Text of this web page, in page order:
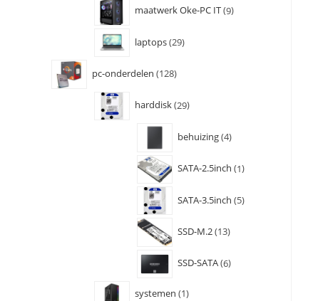
maatwerk Oke-PC IT 9
laptops 29
pc-onderdelen 128
harddisk 29
behuizing 4
SATA-2.5inch 1
SATA-3.5inch 5
SSD-M.2 13
SSD-SATA 6
systemen 1